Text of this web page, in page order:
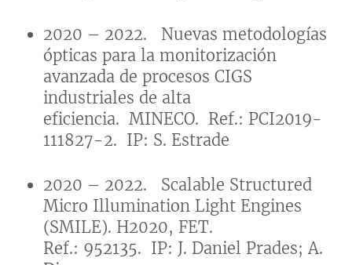
2020 – 2022. Nuevas metodologías
ópticas para la monitorización
avanzada de procesos CIGS
industriales de alta
eficiencia. MINECO. Ref.: PCI2019-
111827-2. IP: S. Estrade
2020 – 2022. Scalable Structured
Micro Illumination Light Engines
(SMILE). H2020, FET.
Ref.: 952135. IP: J. Daniel Prades; A.